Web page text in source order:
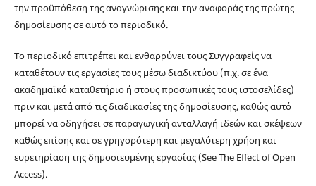
την προϋπόθεση της αναγνώρισης και την αναφοράς της πρώτης
δημοσίευσης σε αυτό το περιοδικό.
Το περιοδικό επιτρέπει και ενθαρρύνει τους Συγγραφείς να
καταθέτουν τις εργασίες τους μέσω διαδικτύου (π.χ. σε ένα
ακαδημαϊκό καταθετήριο ή στους προσωπικές τους ιστοσελίδες)
πριν και μετά από τις διαδικασίες της δημοσίευσης, καθώς αυτό
μπορεί να οδηγήσει σε παραγωγική ανταλλαγή ιδεών και σκέψεων
καθώς επίσης και σε γρηγορότερη και μεγαλύτερη χρήση και
ευρετηρίαση της δημοσιευμένης εργασίας (See The Effect of Open
Access).